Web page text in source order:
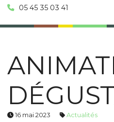
05 45 35 03 41
16 mai 2023 Actualités